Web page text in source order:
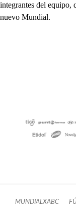
integrantes del equipo,
nuevo Mundial.
MUNDIALXABC